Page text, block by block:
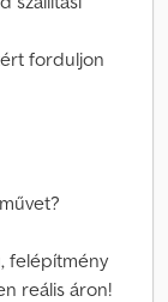
forduljon
felépítmény
reális áron!